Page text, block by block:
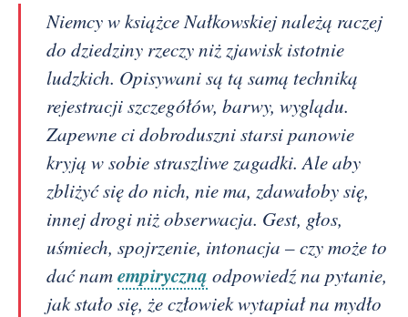
Niemcy w książce Nałkowskiej należą raczej
do dziedziny rzeczy niż zjawisk istotnie
ludzkich. Opisywani są tą samą techniką
rejestracji szczegółów, barwy, wyglądu.
Zapewne ci dobroduszni starsi panowie
kryją w sobie straszliwe zagadki. Ale aby
zbliżyć się do nich, nie ma, zdawałoby się,
innej drogi niż obserwacja. Gest, głos,
uśmiech, spojrzenie, intonacja – czy może to
dać namempiryczną odpowiedź na pytanie,
jak stało się, że człowiek wytapiał na mydło